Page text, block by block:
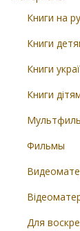
Книги на
Книги
Книги
Книги
Фильмы
Для